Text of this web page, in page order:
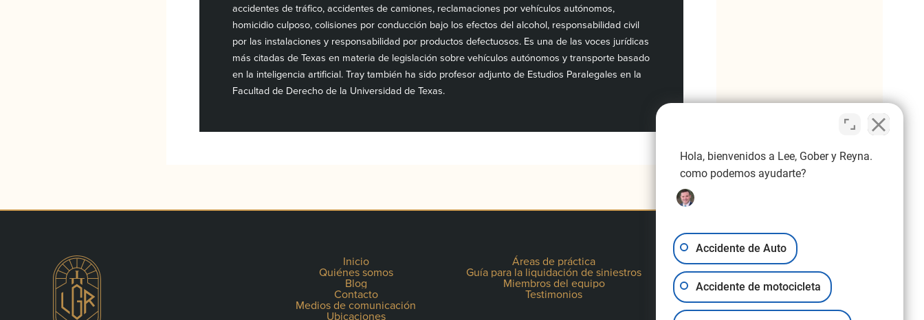
accidentes de tráfico, accidentes de camiones, reclamaciones por vehículos autónomos,
homicidio culposo, colisiones por conducción bajo los efectos del alcohol, responsabilidad civil
por las instalaciones y responsabilidad por productos defectuosos. Es una de las voces jurídicas
más citadas de Texas en materia de legislación sobre vehículos autónomos y transporte basado
en la inteligencia artificial. Tray también ha sido profesor adjunto de Estudios Paralegales en la
Facultad de Derecho de la Universidad de Texas.
Inicio
Quiénes somos
Blog
Contacto
Medios de comunicación
Ubicaciones
Áreas de práctica
Guía para la liquidación de siniestros
Miembros del equipo
Testimonios
11940 Jollyville Road, n.º 220-S,
Austin, TX 78759
313 W Moore Ave, Terrell, TX 75160,
oficina 200
Hola, bienvenidos a Lee, Gober y Reyna.
como podemos ayudarte?
Accidente de Auto
Accidente de motocicleta